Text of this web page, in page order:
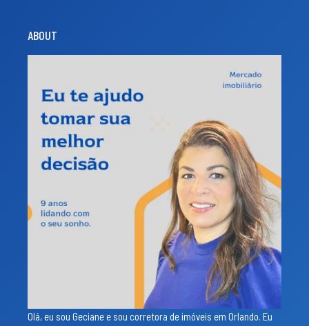
ABOUT
Olá, eu sou Geciane e sou corretora de imóveis em Orlando. Eu